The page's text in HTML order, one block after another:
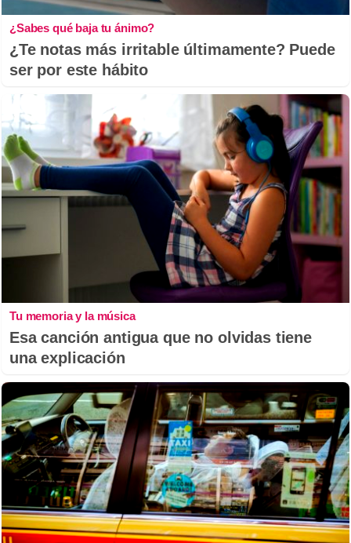
¿Sabes qué baja tu ánimo?
¿Te notas más irritable últimamente? Puede
ser por este hábito
Tu memoria y la música
Esa canción antigua que no olvidas tiene
una explicación